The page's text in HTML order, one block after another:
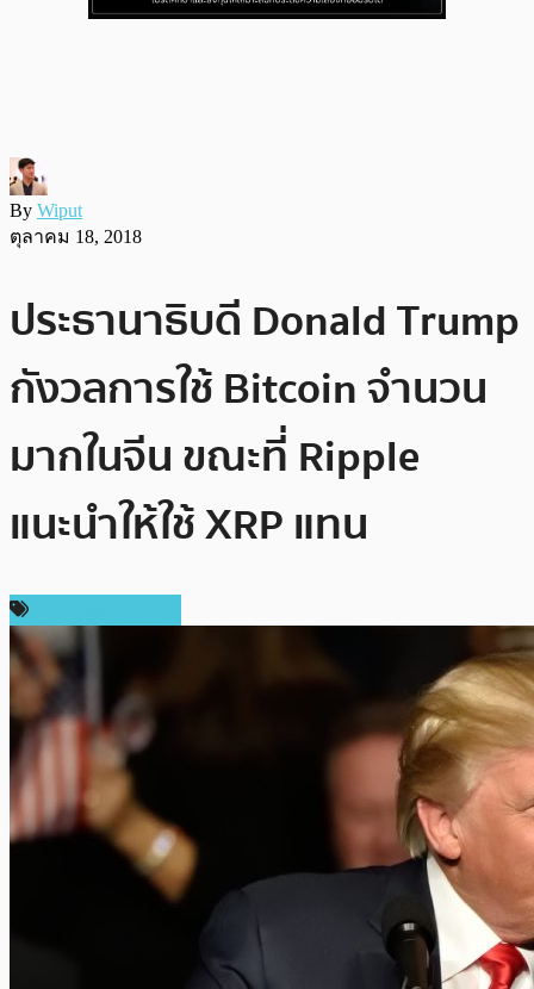
By Wiput
ตุลาคม 18, 2018
ประธานาธิบดี Donald Trump
กังวลการใช้ Bitcoin จำนวน
มากในจีน ขณะที่ Ripple
แนะนำให้ใช้ XRP แทน